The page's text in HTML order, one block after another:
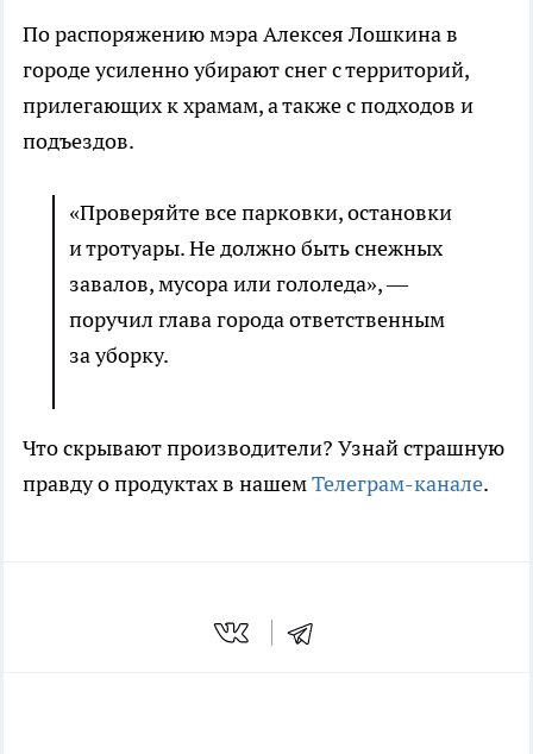
По распоряжению мэра Алексея Лошкина в
городе усиленно убирают снег с территорий,
прилегающих к храмам, а также с подходов и
подъездов.
«Проверяйте все парковки, остановки
и тротуары. Не должно быть снежных
завалов, мусора или гололеда», —
поручил глава города ответственным
за уборку.
Что скрывают производители? Узнай страшную
правду о продуктах в нашемТелеграм-канале.